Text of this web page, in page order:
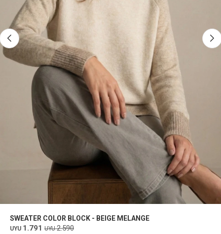
SWEATER COLOR BLOCK - BEIGE MELANGE
UYU 1.791 UYU 2.590